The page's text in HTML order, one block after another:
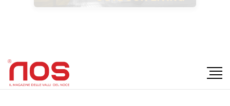
×